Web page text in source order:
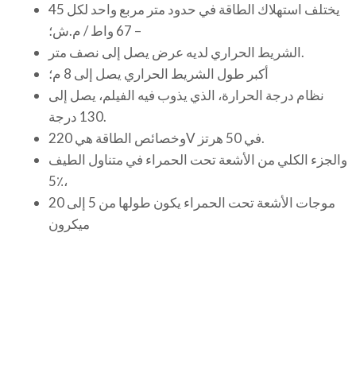
يختلف استهلاك الطاقة في حدود متر مربع واحد لكل 45
– 67 واط / م.ش؛
الشريط الحراري لديه عرض يصل إلى نصف متر.
أكبر طول الشريط الحراري يصل إلى 8 م؛
نظام درجة الحرارة، الذي يذوب فيه الفيلم، يصل إلى
130 درجة.
وخصائص الطاقة هي 220V في 50 هرتز.
والجزء الكلي من الأشعة تحت الحمراء في متناول الطيف
5٪،
موجات الأشعة تحت الحمراء يكون طولها من 5 إلى 20
ميكرون